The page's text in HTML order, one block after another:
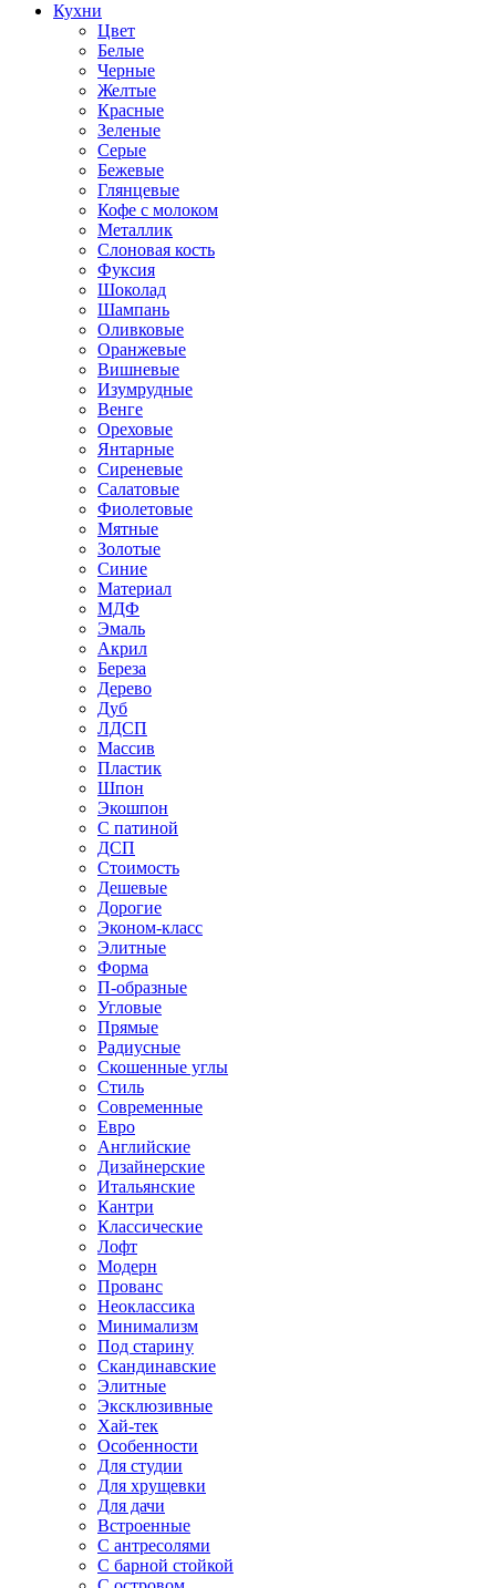
Кухни
Цвет
Белые
Черные
Желтые
Красные
Зеленые
Серые
Бежевые
Глянцевые
Кофе с молоком
Металлик
Слоновая кость
Фуксия
Шоколад
Шампань
Оливковые
Оранжевые
Вишневые
Изумрудные
Венге
Ореховые
Янтарные
Сиреневые
Салатовые
Фиолетовые
Мятные
Золотые
Синие
Материал
МДФ
Эмаль
Акрил
Береза
Дерево
Дуб
ЛДСП
Массив
Пластик
Шпон
Экошпон
С патиной
ДСП
Стоимость
Дешевые
Дорогие
Эконом-класс
Элитные
Форма
П-образные
Угловые
Прямые
Радиусные
Скошенные углы
Стиль
Современные
Евро
Английские
Дизайнерские
Итальянские
Кантри
Классические
Лофт
Модерн
Прованс
Неоклассика
Минимализм
Под старину
Скандинавские
Элитные
Эксклюзивные
Хай-тек
Особенности
Для студии
Для хрущевки
Для дачи
Встроенные
С антресолями
С барной стойкой